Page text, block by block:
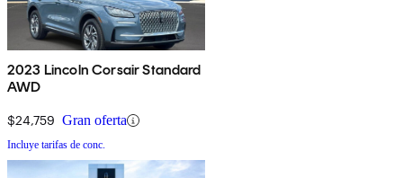
2023 Lincoln Corsair Standard
AWD
$24,759 Gran oferta
Incluye tarifas de conc.